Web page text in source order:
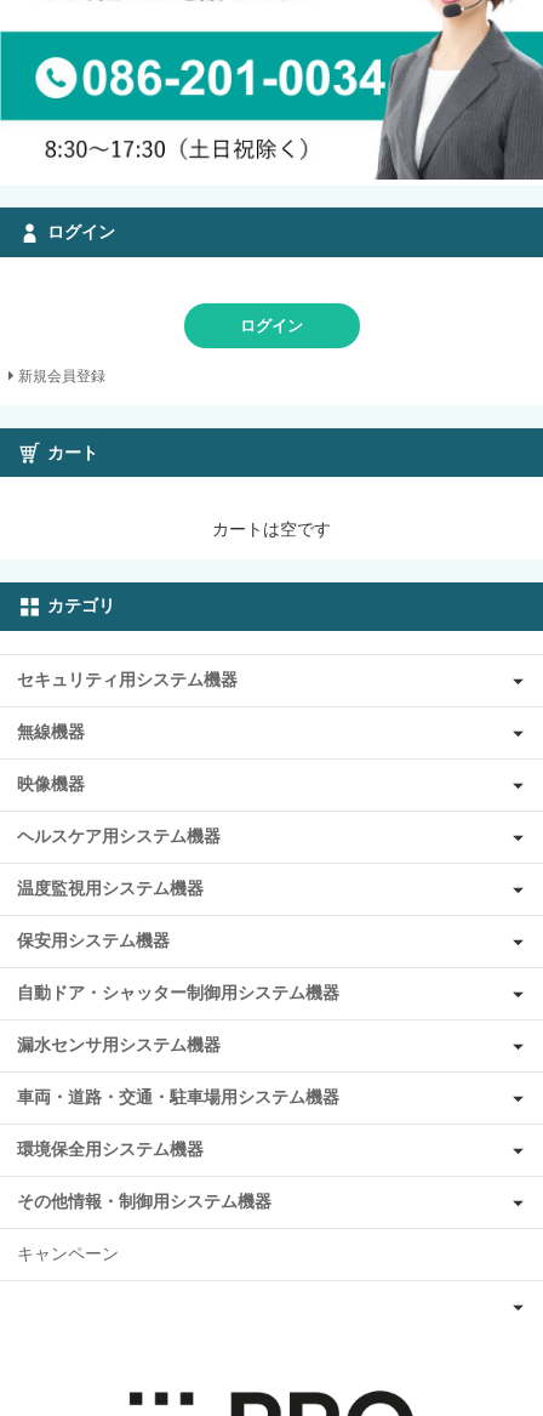
ログイン
ログイン
新規会員登録
カート
カートは空です
カテゴリ
セキュリティ用システム機器
無線機器
映像機器
ヘルスケア用システム機器
温度監視用システム機器
保安用システム機器
自動ドア・シャッター制御用システム機器
漏水センサ用システム機器
車両・道路・交通・駐車場用システム機器
環境保全用システム機器
その他情報・制御用システム機器
キャンペーン